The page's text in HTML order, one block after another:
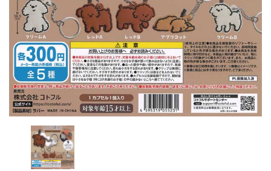
景品・玩具・文具
販促用カプセルトイ
よくあるご質問